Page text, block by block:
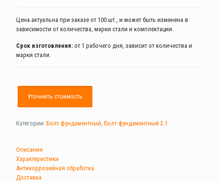
Цена актуальна при заказе от 100 шт., и может быть изменена в
зависимости от количества, марки стали и комплектации.
Срок изготовления: от 1 рабочего дня, зависит от количества и
марки стали.
Уточнить стоимость
Категории: Болт фундаментный Болт фундаментный 2.1
Описание
Характеристики
Антикоррозийная обработка
Доставка